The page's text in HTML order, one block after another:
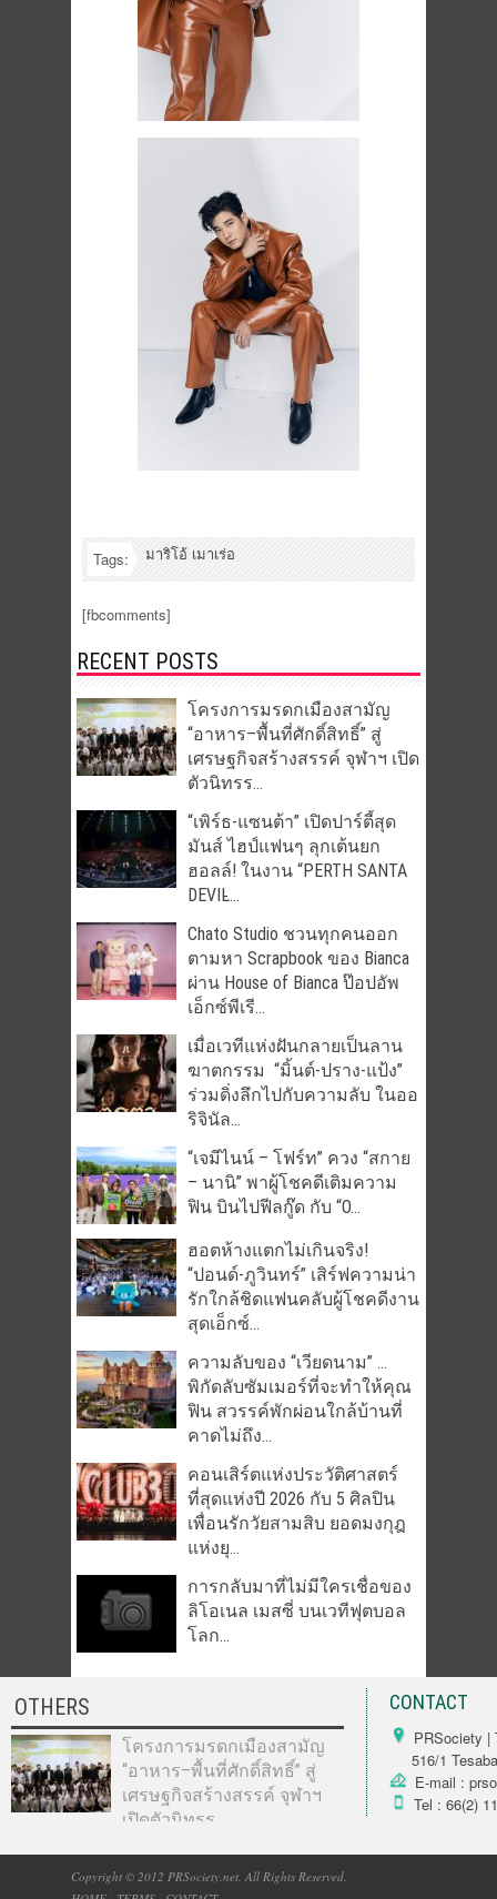
Tags: มาริโอ้ เมาเร่อ
[fbcomments]
RECENT POSTS
โครงการมรดกเมืองสามัญ
“อาหาร–พื้นที่ศักดิ์สิทธิ์” สู่
เศรษฐกิจสร้างสรรค์ จุฬาฯ เปิด
ตัวนิทรร...
“เพิร์ธ-แซนต้า” เปิดปาร์ตี้สุด
มันส์ ไฮป์แฟนๆ ลุกเต้นยก
ฮอลล์! ในงาน “PERTH SANTA
DEVIL̵...
Chato Studio ชวนทุกคนออก
ตามหา Scrapbook ของ Bianca
ผ่าน House of Bianca ป๊อปอัพ
เอ็กซ์พีเรี...
เมื่อเวทีแห่งฝันกลายเป็นลาน
ฆาตกรรม “มิ้นต์-ปราง-แป้ง”
ร่วมดิ่งลึกไปกับความลับ ในออ
ริจินัล...
“เจมีไนน์ – โฟร์ท” ควง “สกาย
– นานิ” พาผู้โชคดีเติมความ
ฟิน บินไปฟีลกู๊ด กับ “O...
ฮอตห้างแตกไม่เกินจริง!
“ปอนด์-ภูวินทร์” เสิร์ฟความน่า
รักใกล้ชิดแฟนคลับผู้โชคดีงาน
สุดเอ็กซ์...
ความลับของ “เวียดนาม” …
พิกัดลับซัมเมอร์ที่จะทำให้คุณ
ฟิน สวรรค์พักผ่อนใกล้บ้านที่
คาดไม่ถึง...
คอนเสิร์ตแห่งประวัติศาสตร์
ที่สุดแห่งปี 2026 กับ 5 ศิลปิน
เพื่อนรักวัยสามสิบ ยอดมงกุฎ
แห่งยุ...
การกลับมาที่ไม่มีใครเชื่อของ
ลิโอเนล เมสซี่ บนเวทีฟุตบอล
โลก...
OTHERS
โครงการมรดกเมืองสามัญ
“อาหาร–พื้นที่ศักดิ์สิทธิ์” สู่
เศรษฐกิจสร้างสรรค์ จุฬาฯ
เปิดตัวนิทรร...
CONTACT
PRSociety |
516/1
E-mail :
Tel : 66(2)
Copyright © 2012 PRSociety.net. All Rights Reserved.